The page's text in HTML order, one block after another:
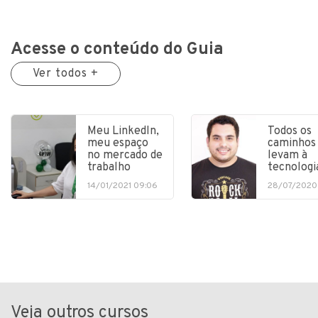
Acesse o conteúdo do Guia
Ver todos +
Meu LinkedIn,
meu espaço
no mercado de
trabalho
14/01/2021 09:06
Todos os
caminhos
levam à
28/07/2020
Veja outros cursos